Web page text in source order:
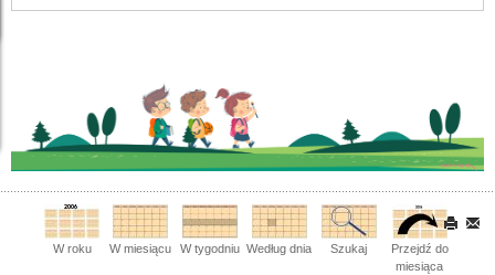
W roku W miesiącu W tygodniu Według dnia Szukaj
Przejdź do
miesiąca